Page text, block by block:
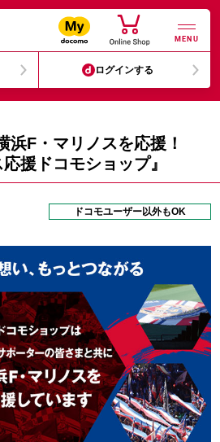
MENU
ログインする
浜F・マリノスを応援！
援ドコモショップ』
ドコモユーザー以外もOK